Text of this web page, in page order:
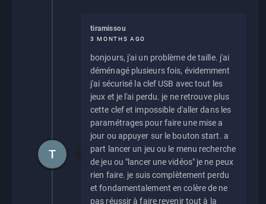
tiramissou
3 MONTHS AGO
bonjours, j'ai un problème de taille. j'ai
déménagé plusieurs fois, évidemment
j'ai sécurisé la clef USB avec tout les
jeux et je l'ai perdu. je ne retrouve plus
cette clef et impossible d'aller dans les
paramétrages pour faire une mise a
jour ou appuyer sur le bouton start. a
part lancer un jeu ou le menu recherche
de jeu ou "lancer une vidéos" je ne peux
rien faire. je suis complètement perdu
et fondamentalement en colère de ne
pas réussir à faire revenir tout à la
T